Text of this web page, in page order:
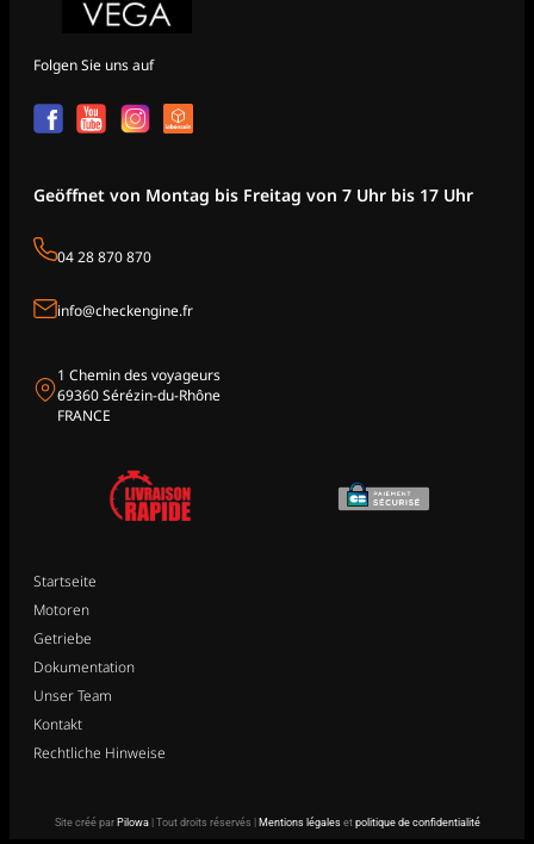
Folgen Sie uns auf
Geöffnet von Montag bis Freitag von 7 Uhr bis 17 Uhr
04 28 870 870
info@checkengine.fr
1 Chemin des voyageurs
69360 Sérézin-du-Rhône
FRANCE
Startseite
Motoren
Getriebe
Dokumentation
Unser Team
Kontakt
Rechtliche Hinweise
Site créé par Pilowa| Tout droits réservés | Mentions légaleset politique de confidentialité